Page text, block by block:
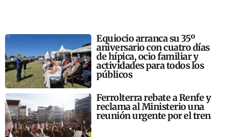
Equiocio arranca su 35º
aniversario con cuatro días
de hípica, ocio familiar y
actividades para todos los
públicos
Ferrolterra rebate a Renfe y
reclama al Ministerio una
reunión urgente por el tren